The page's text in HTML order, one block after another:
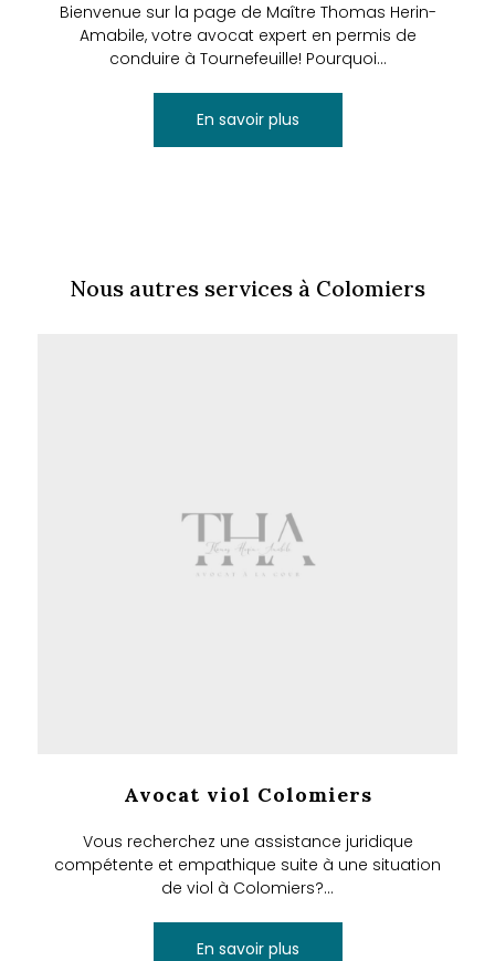
Bienvenue sur la page de Maître Thomas Herin-
Amabile, votre avocat expert en permis de
conduire à Tournefeuille! Pourquoi...
En savoir plus
Nous autres services à Colomiers
Avocat viol Colomiers
Vous recherchez une assistance juridique
compétente et empathique suite à une situation
de viol à Colomiers?...
En savoir plus